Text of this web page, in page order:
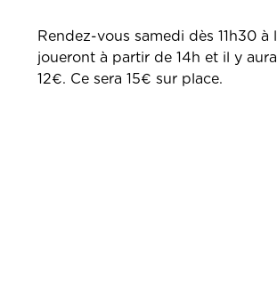
Rendez-vous samedi dès 11h30
joueront à partir de 14h et il y
12€. Ce sera 15€ sur place.